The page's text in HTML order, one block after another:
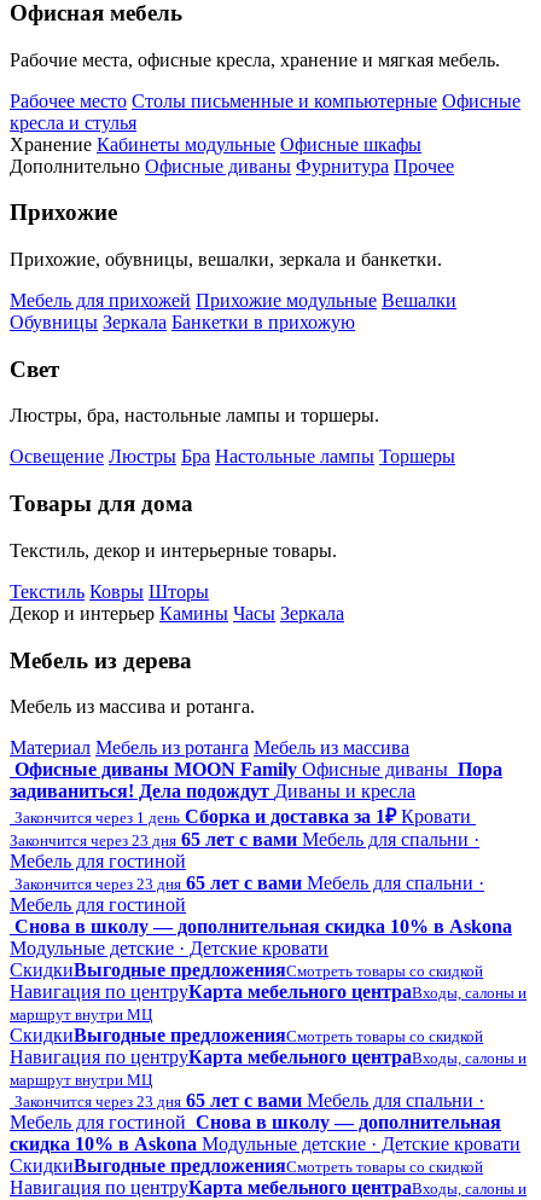
Офисная мебель
Рабочие места, офисные кресла, хранение и мягкая мебель.
Рабочее место Столы письменные и компьютерные Офисные
кресла и стулья
Хранение Кабинеты модульные Офисные шкафы
Дополнительно Офисные диваны Фурнитура Прочее
Прихожие
Прихожие, обувницы, вешалки, зеркала и банкетки.
Мебель для прихожей Прихожие модульные Вешалки
Обувницы Зеркала Банкетки в прихожую
Свет
Люстры, бра, настольные лампы и торшеры.
Освещение Люстры Бра Настольные лампы Торшеры
Товары для дома
Текстиль, декор и интерьерные товары.
Текстиль Ковры Шторы
Декор и интерьер Камины Часы Зеркала
Мебель из дерева
Мебель из массива и ротанга.
Материал Мебель из ротанга Мебель из массива
Офисные диваны MOON Family Офисные диваны Пора
задиваниться! Дела подождут Диваны и кресла
Закончится через 1 день Сборка и доставка за 1₽ Кровати
Закончится через 23 дня 65 лет с вами Мебель для спальни ·
Мебель для гостиной
Закончится через 23 дня 65 лет с вами Мебель для спальни ·
Мебель для гостиной
Снова в школу — дополнительная скидка 10% в Askona
Модульные детские · Детские кровати
СкидкиВыгодные предложенияСмотреть товары со скидкой
Навигация по центруКарта мебельного центраВходы, салоны и
маршрут внутри МЦ
СкидкиВыгодные предложенияСмотреть товары со скидкой
Навигация по центруКарта мебельного центраВходы, салоны и
маршрут внутри МЦ
Закончится через 23 дня 65 лет с вами Мебель для спальни ·
Мебель для гостиной Снова в школу — дополнительная
скидка 10% в Askona Модульные детские · Детские кровати
СкидкиВыгодные предложенияСмотреть товары со скидкой
Навигация по центруКарта мебельного центраВходы, салоны и